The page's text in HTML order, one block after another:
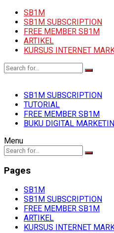
SB1M
SB1M SUBSCRIPTION
FREE MEMBER SB1M
ARTIKEL
KURSUS INTERNET
SB1M SUBSCRIPTION
TUTORIAL
FREE MEMBER SB1M
BUKU DIGITAL
Menu
Pages
SB1M
SB1M SUBSCRIPTION
FREE MEMBER SB1M
ARTIKEL
KURSUS INTERNET